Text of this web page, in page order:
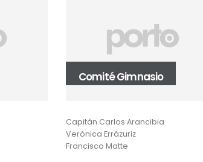
Comité Gimnasio
Capitán Carlos Arancibia
Verónica Errázuriz
Francisco Matte